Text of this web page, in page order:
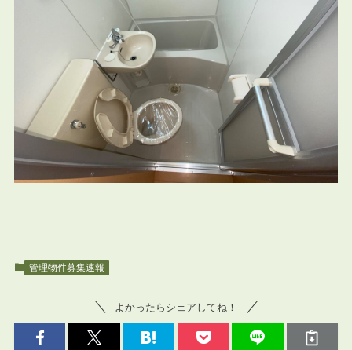
管理物件募集速報
よかったらシェアしてね！